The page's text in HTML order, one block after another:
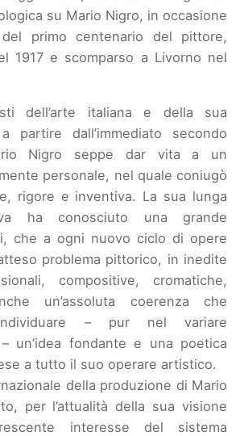
su Mario Nigro, in occasione
del primo centenario del pittore,
1917 e scomparso a Livorno nel
dell’arte italiana e della sua
partire dall’immediato secondo
Nigro seppe dar vita a un
personale, nel quale coniugò
rigore e inventiva. La sua lunga
ha conosciuto una grande
che a ogni nuovo ciclo di opere
problema pittorico, in inedite
compositive, cromatiche,
un’assoluta coerenza che
– pur nel variare
– un’idea fondante e una poetica
a tutto il suo operare artistico.
della produzione di Mario
per l’attualità della sua visione
interesse del sistema